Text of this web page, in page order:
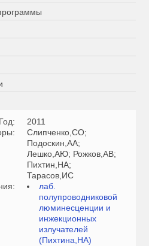
Год:
2011
Слипченко,СО;
Подоскин,АА;
Лешко,АЮ; Рожков,АВ;
Пихтин,НА;
Тарасов,ИС
лаб.
полупроводниковой
люминесценции и
инжекционных
излучателей
(Пихтина,НА)